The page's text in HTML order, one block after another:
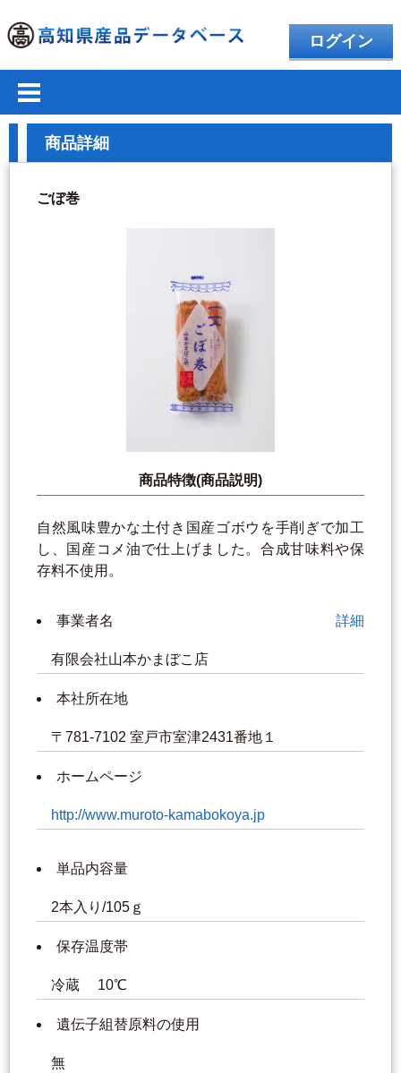
ログイン
商品詳細
ごぼ巻
商品特徴(商品説明)
自然風味豊かな土付き国産ゴボウを手削ぎで加工
し、国産コメ油で仕上げました。合成甘味料や保
存料不使用。
事業者名 詳細
有限会社山本かまぼこ店
本社所在地
〒781-7102 室戸市室津2431番地１
ホームページ
http://www.muroto-kamabokoya.jp
単品内容量
2本入り/105ｇ
保存温度帯
冷蔵 10℃
遺伝子組替原料の使用
無